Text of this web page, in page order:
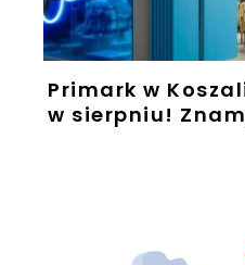
Primark w
w sierpniu!